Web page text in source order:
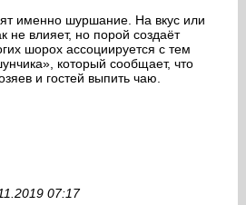
именно шуршание. На вкус или
не влияет, но порой создаёт
шорох ассоциируется с тем
который сообщает, что
и гостей выпить чаю.
07:17